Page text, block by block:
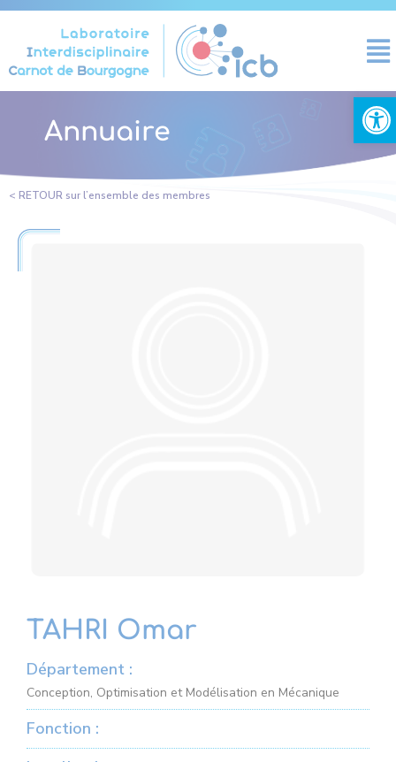
Ouvrir
Annuaire
< RETOUR sur l’ensemble des membres
TAHRI Omar
Département :
Conception, Optimisation et Modélisation en Mécanique
Fonction :
Panneau de gestion des cookies